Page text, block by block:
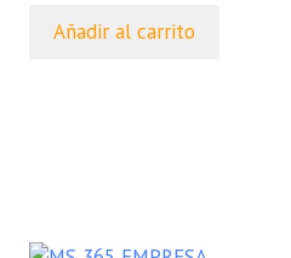
Añadir al carrito